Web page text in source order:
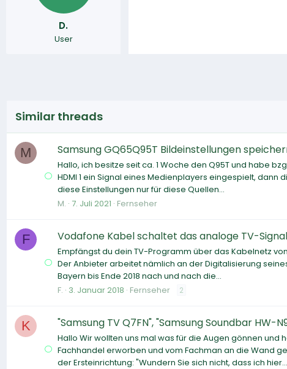
D.
User
Similar threads
M Samsung GQ65Q95T Bildeinstellungen
Hallo, ich besitze seit ca. 1 Woche den Q95T und habe
HDMI 1 ein Signal eines Medienplayers eingespielt,
diese Einstellungen nur für diese Quellen...
M. 7. Juli 2021 Fernseher
F Vodafone Kabel schaltet das analoge TV-
Empfängst du dein TV-Programm über das Kabelnetz
Der Anbieter arbeitet nämlich an der Digitalisierung
Bayern bis Ende 2018 nach und nach die...
F. 3. Januar 2018 Fernseher 2
K "Samsung TV Q7FN", "Samsung Soundbar HW-
Hallo Wir wollten uns mal was für die Augen gönnen und
Fachhandel erworben und vom Fachman an die Wand
der Ersteinrichtung: "Wundern Sie sich nicht, dass ich hier...